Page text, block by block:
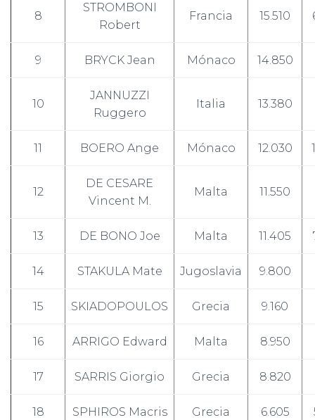
8
STROMBONI
Robert
Francia 15.510
9 BRYCK Jean Mónaco 14.850
10
JANNUZZI
Ruggero
Italia 13.380
11 BOERO Ange Mónaco 12.030
12
DE CESARE
Vincent M.
Malta 11.550
13 DE BONO Joe Malta 11.405
14 STAKULA Mate Jugoslavia 9.800
15 SKIADOPOULOS Grecia 9.160
16 ARRIGO Edward Malta 8.950
17 SARRIS Giorgio Grecia 8.820
18 SPHIROS Macris Grecia 6.605